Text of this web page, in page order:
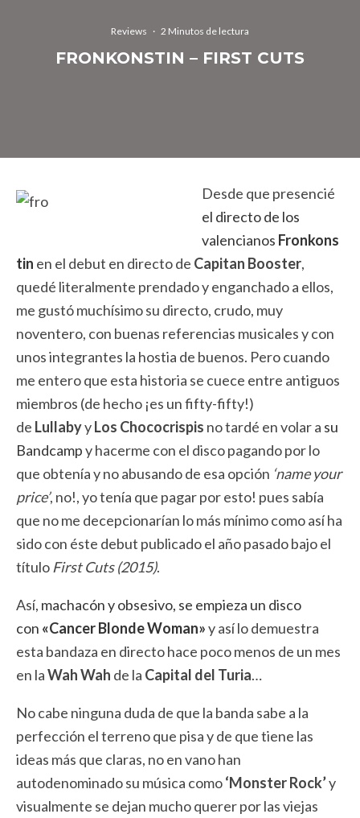
Reviews · 2 Minutos de lectura
FRONKONSTIN – FIRST CUTS
Desde que presencié
el directo de los
valencianos Fronkons
tin en el debut en directo de Capitan Booster,
quedé literalmente prendado y enganchado a ellos,
me gustó muchísimo su directo, crudo, muy
noventero, con buenas referencias musicales y con
unos integrantes la hostia de buenos. Pero cuando
me entero que esta historia se cuece entre antiguos
miembros (de hecho ¡es un fifty-fifty!)
de LullabyyLos Chococrispis no tardé en volar a su
Bandcampy hacerme con el disco pagando por lo
que obtenía y no abusando de esa opción ‘name your
price’, no!, yo tenía que pagar por esto! pues sabía
que no me decepcionarían lo más mínimo como así ha
sido con éste debut publicado el año pasado bajo el
título First Cuts (2015).
Así, machacón y obsesivo, se empieza un disco
con «Cancer Blonde Woman»y así lo demuestra
esta bandaza en directo hace poco menos de un mes
en laWah Wah de la Capital del Turia…
No cabe ninguna duda de que la banda sabe a la
perfección el terreno que pisa y de que tiene las
ideas más que claras, no en vano han
autodenominado su música como‘Monster Rock’y
visualmente se dejan mucho querer por las viejas